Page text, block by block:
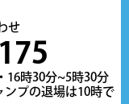
せ
16時30分~5時30分
ンプの退場は10時で